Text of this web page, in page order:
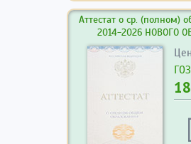
Аттестат о ср. (полном)
2014-2026 НОВОГО